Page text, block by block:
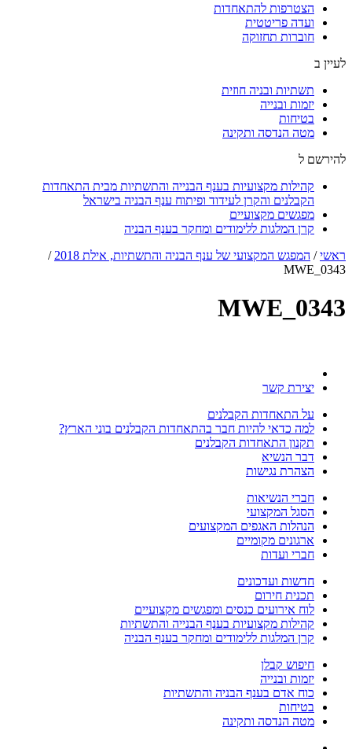
הצטרפות להתאחדות
ועדה פריטטית
חוברות תחזוקה
לעיין ב
תשתיות ובניה חוזית
יזמות ובנייה
בטיחות
מטה הנדסה ותקינה
להירשם ל
קהילות מקצועיות בענף הבנייה והתשתיות מבית התאחדות
הקבלנים והקרן לעידוד ופיתוח ענף הבניה בישראל
מפגשים מקצועיים
קרן המלגות ללימודים ומחקר בענף הבניה
ראשי/ המפגש המקצועי של ענף הבניה והתשתיות, אילת 2018
/
MWE_0343
MWE_0343
יצירת קשר
על התאחדות הקבלנים
למה כדאי להיות חבר בהתאחדות הקבלנים בוני הארץ?
תקנון התאחדות הקבלנים
דבר הנשיא
הצהרת נגישות
חברי הנשיאות
הסגל המקצועי
הנהלות האגפים המקצועים
ארגונים מקומיים
חברי ועדות
חדשות ועדכונים
תכנית חירום
לוח אירועים כנסים ומפגשים מקצועיים
קהילות מקצועיות בענף הבנייה והתשתיות
קרן המלגות ללימודים ומחקר בענף הבניה
חיפוש קבלן
יזמות ובנייה
כוח אדם בענף הבניה והתשתיות
בטיחות
מטה הנדסה ותקינה